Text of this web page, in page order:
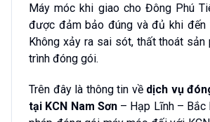
Máy móc khi giao cho Đông Phú
được đảm bảo đúng và đủ khi đến
Không xảy ra sai sót, thất thoát sản
trình đóng gói.
Trên đây là thông tin vềdịch vụ
tại KCN Nam Sơn– Hạp Lĩnh – Bắc